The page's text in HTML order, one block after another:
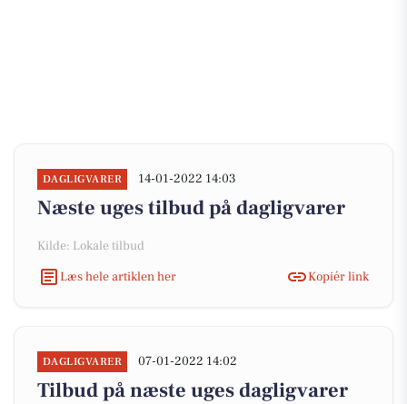
DAGLIGVARER 14-01-2022 14:03
Næste uges tilbud på dagligvarer
Kilde: Lokale tilbud
Læs hele artiklen her
Kopiér link
DAGLIGVARER 07-01-2022 14:02
Tilbud på næste uges dagligvarer